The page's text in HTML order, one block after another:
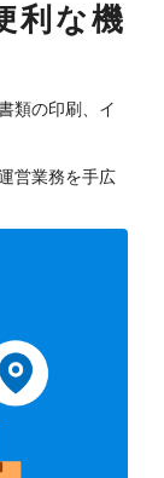
利な機
類の印刷、イ
営業務を手広